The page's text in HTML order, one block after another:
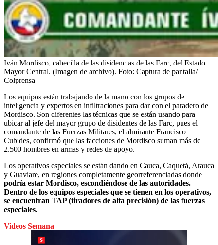
Iván Mordisco, cabecilla de las disidencias de las Farc, del Estado
Mayor Central. (Imagen de archivo). Foto: Captura de pantalla/
Colprensa
Los equipos están trabajando de la mano con los grupos de
inteligencia y expertos en infiltraciones para dar con el paradero de
Mordisco. Son diferentes las técnicas que se están usando para
ubicar al jefe del mayor grupo de disidentes de las Farc, pues el
comandante de las Fuerzas Militares, el almirante Francisco
Cubides, confirmó que las facciones de Mordisco suman más de
2.500 hombres en armas y redes de apoyo.
Los operativos especiales se están dando en Cauca, Caquetá, Arauca
y Guaviare, en regiones completamente georreferenciadas donde
podría estar Mordisco, escondiéndose de las autoridades.
Dentro de los equipos especiales que se tienen en los operativos,
se encuentran TAP (tiradores de alta precisión) de las fuerzas
especiales.
Videos Semana